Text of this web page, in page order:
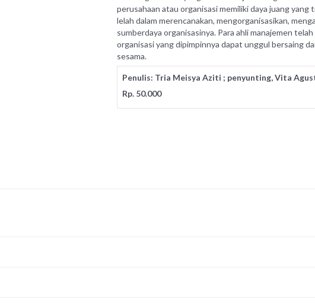
perusahaan atau organisasi memilikidaya juang yang
lelah dalam merencanakan, mengorganisasikan,
sumberdaya organisasinya. Para ahli manajemen
organisasi yang dipimpinnya dapat unggul bersaing
sesama.
Penulis: Tria Meisya Aziti ; penyunting, Vita
Rp. 50.000